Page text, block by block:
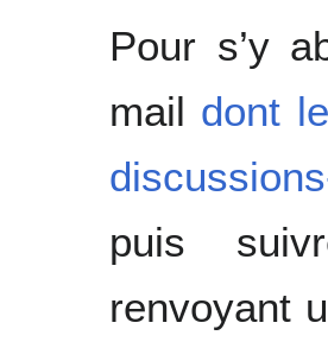
Pour s’y
mail dont
puis
renvoyant